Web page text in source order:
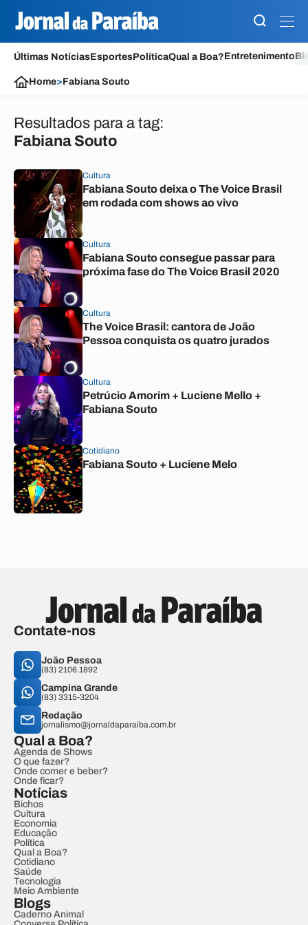
Últimas NotíciasEsportesPolíticaQual a Boa?Entretenimento
Home>Fabiana Souto
Resultados para a tag:
Fabiana Souto
Cultura
Fabiana Souto deixa o The Voice Brasil
em rodada com shows ao vivo
Cultura
Fabiana Souto consegue passar para
próxima fase do The Voice Brasil 2020
Cultura
The Voice Brasil: cantora de João
Pessoa conquista os quatro jurados
Cultura
Petrúcio Amorim + Luciene Mello +
Fabiana Souto
Cotidiano
Fabiana Souto + Luciene Melo
Contate-nos
João Pessoa
(83) 2106.1892
Campina Grande
(83) 3315-3204
Redação
jornalismo@jornaldaparaiba.com.br
Qual a Boa?
Agenda de Shows
O que fazer?
Onde comer e beber?
Onde ficar?
Notícias
Bichos
Cultura
Economia
Educação
Política
Qual a Boa?
Cotidiano
Saúde
Tecnologia
Meio Ambiente
Blogs
Caderno Animal